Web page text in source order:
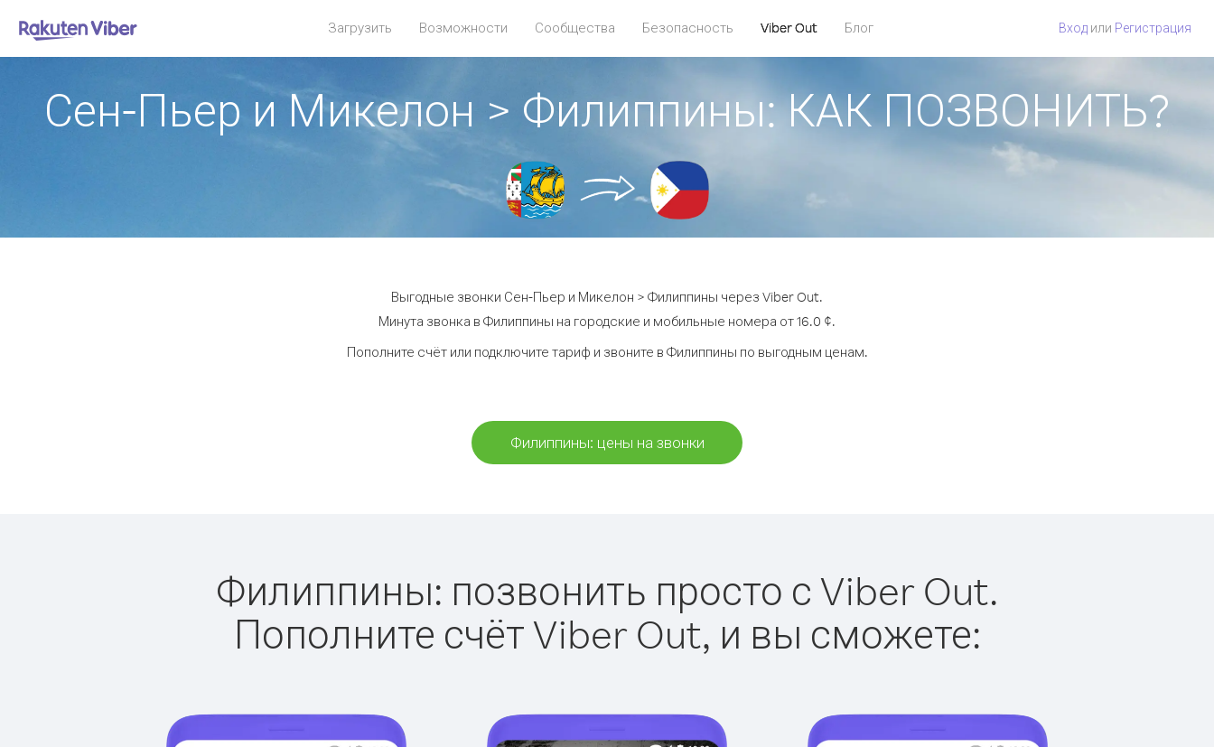
Загрузить Возможности Сообщества Безопасность Viber Out Блог Вход или Регистрация
Сен-Пьер и Микелон > Филиппины: КАК ПОЗВОНИТЬ?
Выгодные звонки Сен-Пьер и Микелон > Филиппины через Viber Out.
Минута звонка в Филиппины на городские и мобильные номера от 16.0 ¢.
Пополните счёт или подключите тариф и звоните в Филиппины по выгодным ценам.
Филиппины: цены на звонки
Филиппины: позвонить просто с Viber Out.
Пополните счёт Viber Out, и вы сможете: